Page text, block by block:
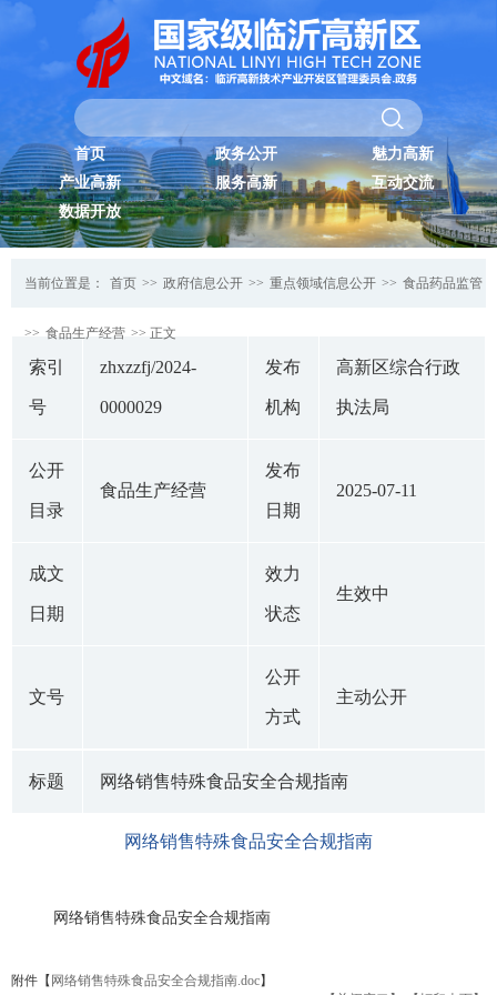
首页 政务公开
魅力高新
产业高新
服务高新
互动交流
数据开放
当前位置是： 首页 >> 政府信息公开 >> 重点领域信息公开 >> 食品药品监管
>> 食品生产经营 >> 正文
索引
号
zhxzzfj/2024-
0000029
发布
机构
高新区综合行政
执法局
公开
目录
食品生产经营
发布
日期
2025-07-11
成文
日期
效力
状态
生效中
文号
公开
方式
主动公开
标题 网络销售特殊食品安全合规指南
网络销售特殊食品安全合规指南
网络销售特殊食品安全合规指南
附件【 网络销售特殊食品安全合规指南.doc】